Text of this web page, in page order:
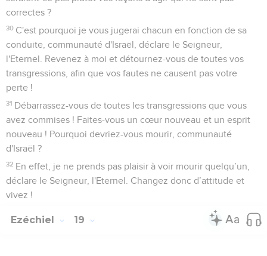
correctes ?
30 C'est pourquoi je vous jugerai chacun en fonction de sa
conduite, communauté d'Israël, déclare le Seigneur,
l'Eternel. Revenez à moi et détournez-vous de toutes vos
transgressions, afin que vos fautes ne causent pas votre
perte !
31 Débarrassez-vous de toutes les transgressions que vous
avez commises ! Faites-vous un cœur nouveau et un esprit
nouveau ! Pourquoi devriez-vous mourir, communauté
d'Israël ?
32 En effet, je ne prends pas plaisir à voir mourir quelqu’un,
déclare le Seigneur, l'Eternel. Changez donc d’attitude et
vivez !
Ezéchiel 19